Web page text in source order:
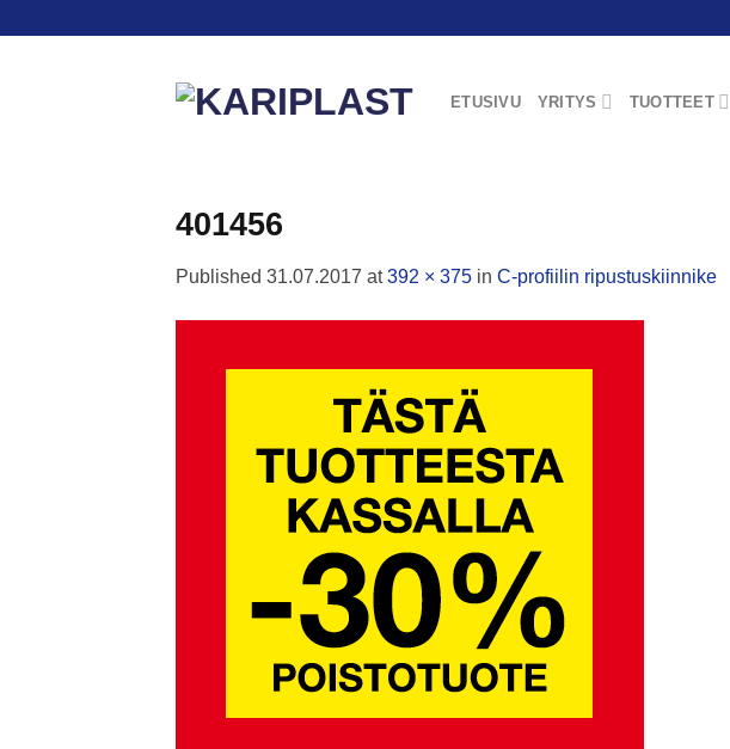
ETUSIVU YRITYS TUOTTEET
401456
Published 31.07.2017 at392 × 375 in C-profiilin ripustuskiinnike